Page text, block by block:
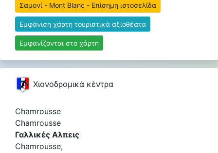
Σαμονί - Mont Blanc - Επίσημη ιστοσελίδα
Εμφάνιση χάρτη τουριστικά αξιοθέατα
Εμφανίζονται στο χάρτη
Χιονοδρομικά κέντρα
Chamrousse
Chamrousse
Γαλλικές Αλπεις
Chamrousse,